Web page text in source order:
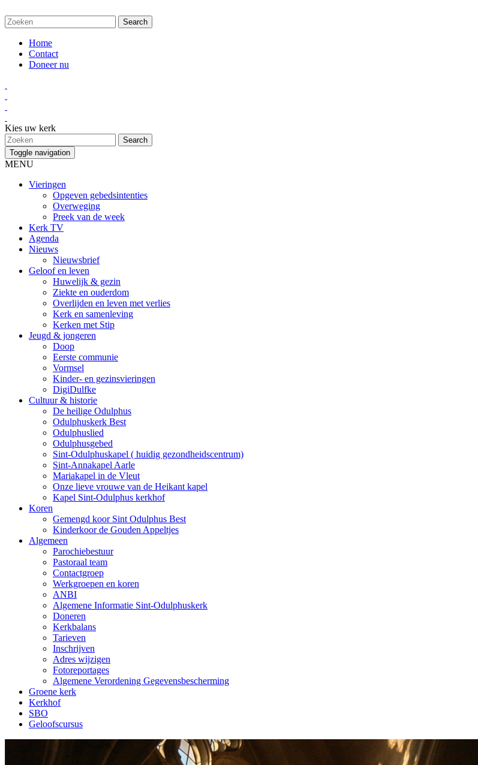
Home
Contact
Doneer nu
Kies uw kerk
Toggle navigation
MENU
Vieringen
Opgeven gebedsintenties
Overweging
Preek van de week
Kerk TV
Agenda
Nieuws
Nieuwsbrief
Geloof en leven
Huwelijk & gezin
Ziekte en ouderdom
Overlijden en leven met verlies
Kerk en samenleving
Kerken met Stip
Jeugd & jongeren
Doop
Eerste communie
Vormsel
Kinder- en gezinsvieringen
DigiDulfke
Cultuur & historie
De heilige Odulphus
Odulphuskerk Best
Odulphuslied
Odulphusgebed
Sint-Odulphuskapel ( huidig gezondheidscentrum)
Sint-Annakapel Aarle
Mariakapel in de Vleut
Onze lieve vrouwe van de Heikant kapel
Kapel Sint-Odulphus kerkhof
Koren
Gemengd koor Sint Odulphus Best
Kinderkoor de Gouden Appeltjes
Algemeen
Parochiebestuur
Pastoraal team
Contactgroep
Werkgroepen en koren
ANBI
Algemene Informatie Sint-Odulphuskerk
Doneren
Kerkbalans
Tarieven
Inschrijven
Adres wijzigen
Fotoreportages
Algemene Verordening Gegevensbescherming
Groene kerk
Kerkhof
SBO
Geloofscursus